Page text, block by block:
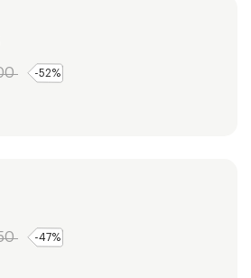
-52%
-47%